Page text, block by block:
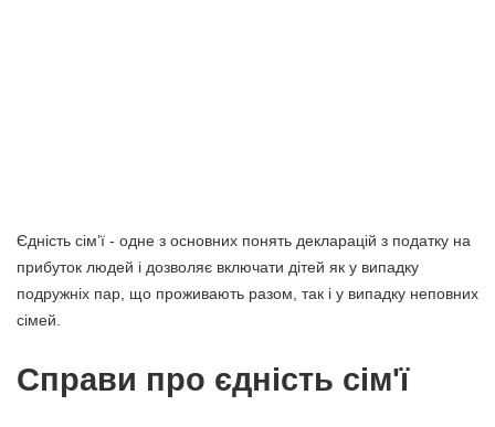
Єдність сім’ї - одне з основних понять декларацій з податку на
прибуток людей і дозволяє включати дітей як у випадку
подружніх пар, що проживають разом, так і у випадку неповних
сімей.
Справи про єдність сім'ї